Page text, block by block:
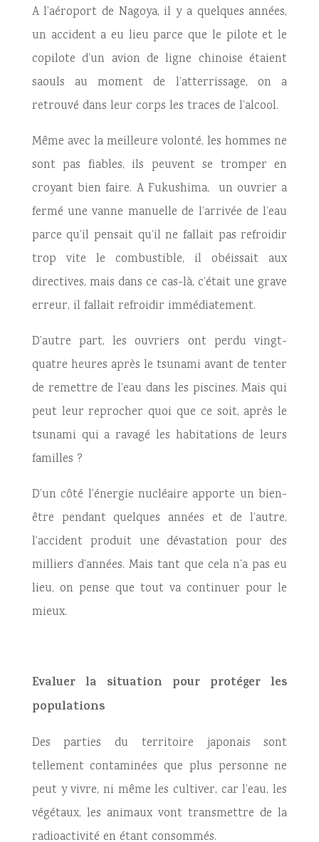
A l’aéroport de Nagoya, il y a quelques années,
un accident a eu lieu parce que le pilote et le
copilote d’un avion de ligne chinoise étaient
saouls au moment de l’atterrissage, on a
retrouvé dans leur corps les traces de l’alcool.
Même avec la meilleure volonté, les hommes ne
sont pas fiables, ils peuvent se tromper en
croyant bien faire. A Fukushima, un ouvrier a
fermé une vanne manuelle de l’arrivée de l’eau
parce qu’il pensait qu’il ne fallait pas refroidir
trop vite le combustible, il obéissait aux
directives, mais dans ce cas-là, c’était une grave
erreur, il fallait refroidir immédiatement.
D’autre part, les ouvriers ont perdu vingt-
quatre heures après le tsunami avant de tenter
de remettre de l’eau dans les piscines. Mais qui
peut leur reprocher quoi que ce soit, après le
tsunami qui a ravagé les habitations de leurs
familles ?
D’un côté l’énergie nucléaire apporte un bien-
être pendant quelques années et de l’autre,
l’accident produit une dévastation pour des
milliers d’années. Mais tant que cela n’a pas eu
lieu, on pense que tout va continuer pour le
mieux.
Evaluer la situation pour protéger les
populations
Des parties du territoire japonais sont
tellement contaminées que plus personne ne
peut y vivre, ni même les cultiver, car l’eau, les
végétaux, les animaux vont transmettre de la
radioactivité en étant consommés.